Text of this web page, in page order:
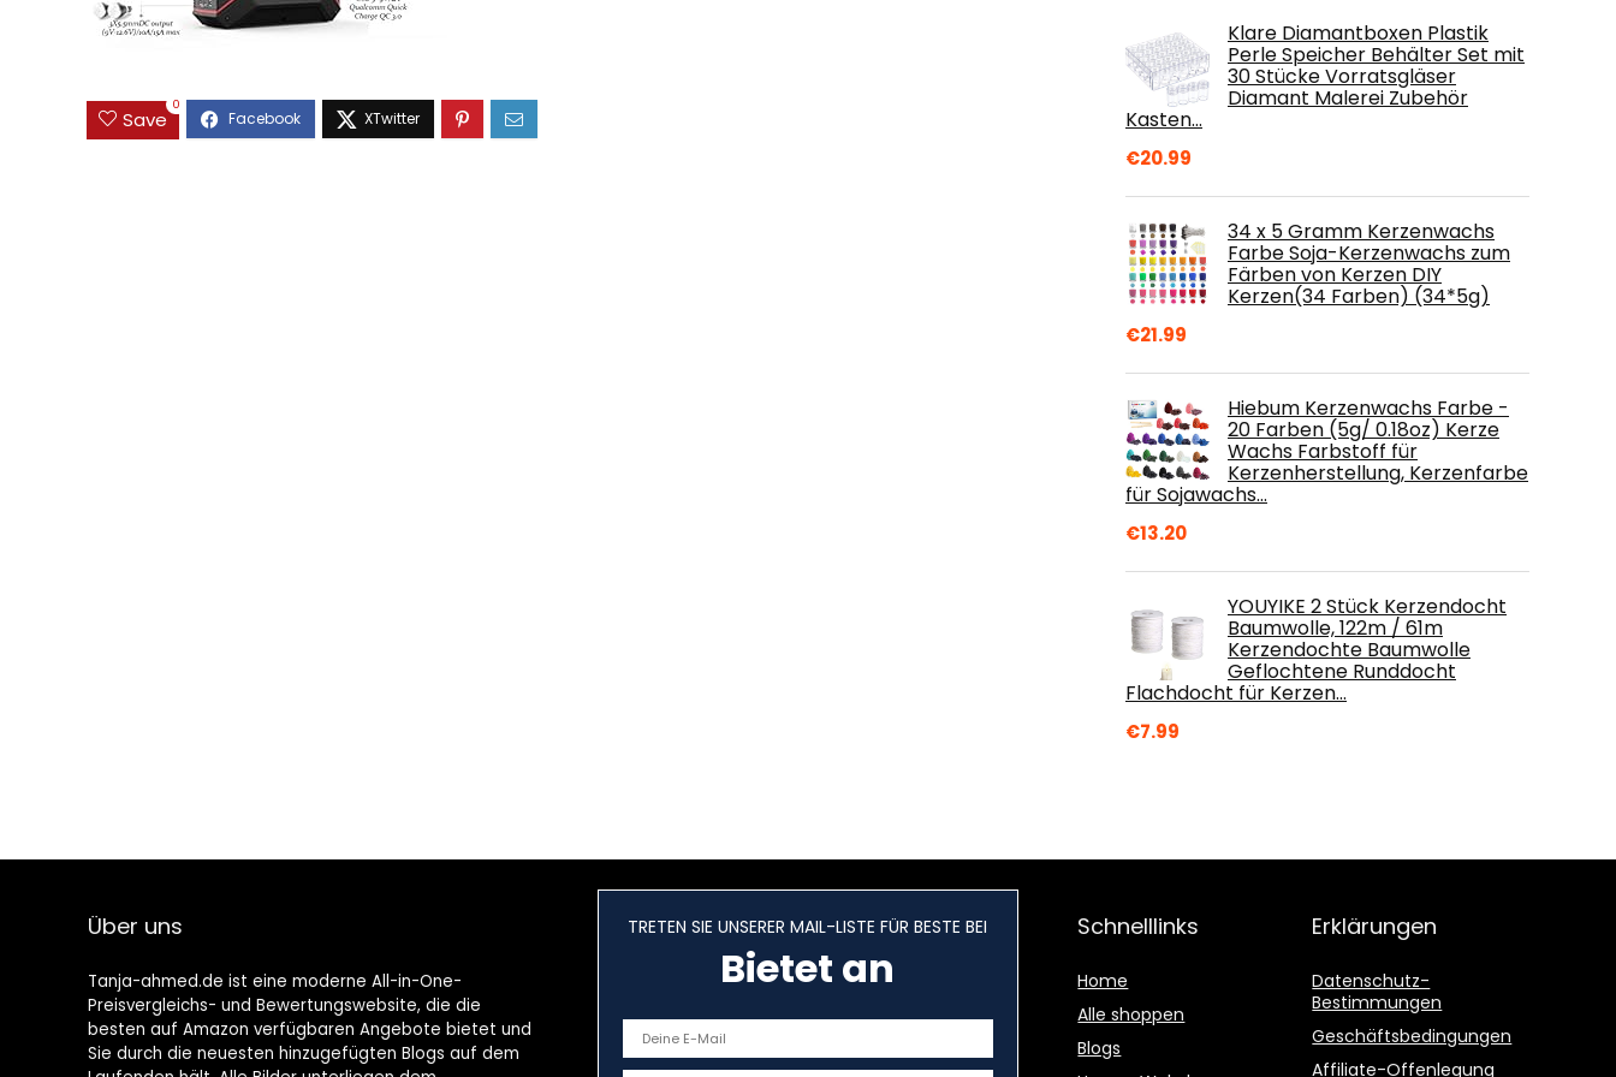
Save
0
Klare Diamantboxen Plastik
Perle Speicher Behälter Set mit
30 Stücke Vorratsgläser
Diamant Malerei Zubehör
Kasten…
€20.99
34 x 5 Gramm Kerzenwachs
Farbe Soja-Kerzenwachs zum
Färben von Kerzen DIY
Kerzen(34 Farben) (34*5g)
€21.99
Hiebum Kerzenwachs Farbe -
20 Farben (5g/ 0.18oz) Kerze
Wachs Farbstoff für
Kerzenherstellung, Kerzenfarbe
für Sojawachs…
€13.20
YOUYIKE 2 Stück Kerzendocht
Baumwolle, 122m / 61m
Kerzendochte Baumwolle
Geflochtene Runddocht
Flachdocht für Kerzen…
€7.99
Über uns
Tanja-ahmed.de ist eine moderne All-in-One-
Preisvergleichs- und Bewertungswebsite, die die
besten auf Amazon verfügbaren Angebote bietet und
Sie durch die neuesten hinzugefügten Blogs auf dem
TRETEN SIE UNSERER MAIL-LISTE FÜR BESTE BEI
Bietet an
Schnelllinks
Home
Alle shoppen
Blogs
Erklärungen
Datenschutz-
Bestimmungen
Geschäftsbedingungen
Affiliate-Offenlegung